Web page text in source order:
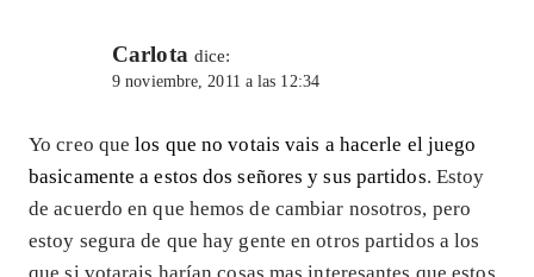
Carlota dice:
9 noviembre, 2011 a las 12:34
Yo creo quelos que no votais vais a hacerle el juego
basicamente a estos dos señores y sus partidos. Estoy
de acuerdo en que hemos de cambiar nosotros, pero
estoy segura de que hay gente en otros partidos a los